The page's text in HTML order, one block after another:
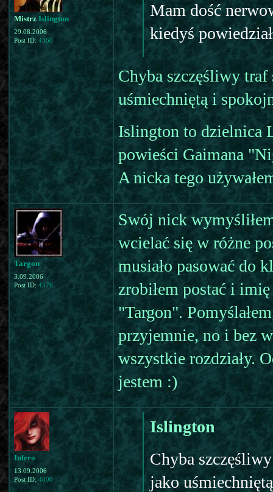
Mistrz Islington
29.08.2006
Post ID: 4360
Mam dość
kiedyś
Chyba szczęśliwy traf
uśmiechniętą i
Islington to dzielnica
powieści Gaimana
A nicka tego
Targon
3.09.2006
Post ID: 4576
Swój nick
wcielać się w różne
musiało pasować do
zrobiłem postać i
"Targon".
przyjemnie, no i bez
wszystkie rozdziały.
jestem :)
Infero
13.09.2006
Post ID: 4806
Islington
Chyba
jako